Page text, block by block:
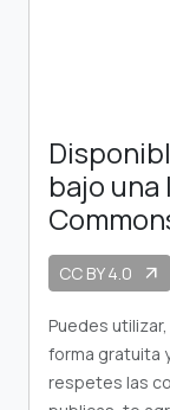
bajo
CC BY 4.0 arrow_outward
Puedes
forma gratuita
respetes las